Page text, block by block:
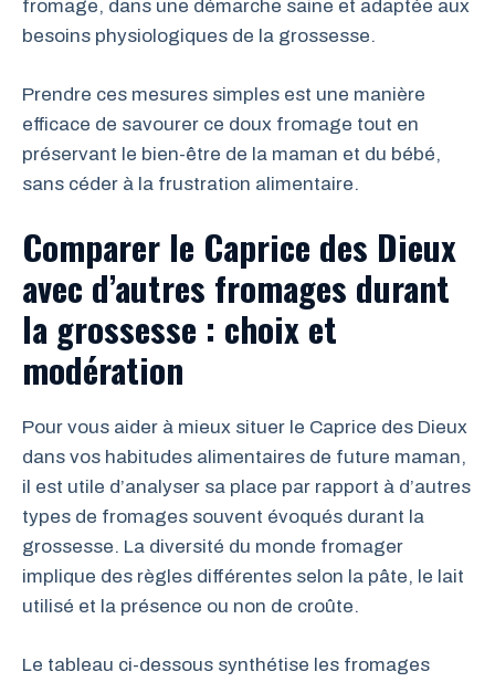
fromage, dans une démarche saine et adaptée aux
besoins physiologiques de la grossesse.
Prendre ces mesures simples est une manière
efficace de savourer ce doux fromage tout en
préservant le bien-être de la maman et du bébé,
sans céder à la frustration alimentaire.
Comparer le Caprice des Dieux
avec d’autres fromages durant
la grossesse : choix et
modération
Pour vous aider à mieux situer le Caprice des Dieux
dans vos habitudes alimentaires de future maman,
il est utile d’analyser sa place par rapport à d’autres
types de fromages souvent évoqués durant la
grossesse. La diversité du monde fromager
implique des règles différentes selon la pâte, le lait
utilisé et la présence ou non de croûte.
Le tableau ci-dessous synthétise les fromages